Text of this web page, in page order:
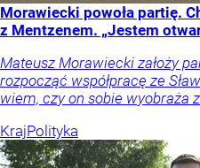
Morawiecki powoła partię.
z Mentzenem. „Jestem
Mateusz Morawiecki założy
rozpocząć współpracę ze
wiem, czy on sobie wyobraża
KrajPolityka